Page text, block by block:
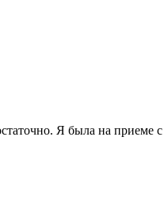
Я была на приеме